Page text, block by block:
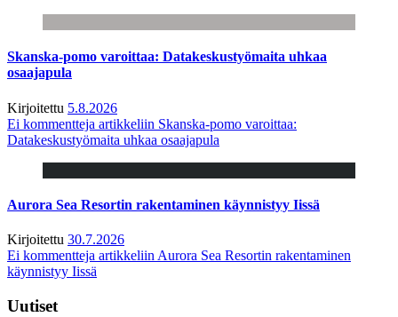
Skanska-pomo varoittaa: Datakeskustyömaita uhkaa
osaajapula
Kirjoitettu 5.8.2026
Ei kommentteja artikkeliin Skanska-pomo varoittaa:
Datakeskustyömaita uhkaa osaajapula
Aurora Sea Resortin rakentaminen käynnistyy Iissä
Kirjoitettu 30.7.2026
Ei kommentteja artikkeliin Aurora Sea Resortin rakentaminen
käynnistyy Iissä
Uutiset